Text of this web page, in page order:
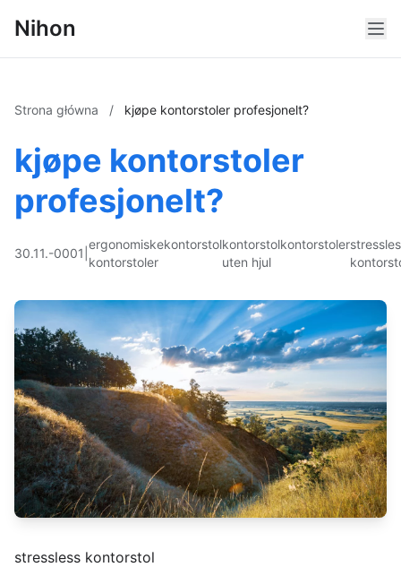
Nihon
Strona główna / kjøpe kontorstoler profesjonelt?
kjøpe kontorstoler
profesjonelt?
30.11.-0001
ergonomiske
kontorstoler
kontorstolkontorstol
uten hjul
kontorstoler
stressless kontorstol